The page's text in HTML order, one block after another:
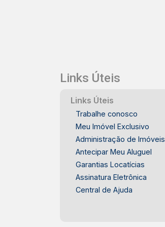
Links Úteis
Links Úteis
Trabalhe conosco
Meu Imóvel Exclusivo
Administração de Imóveis
Antecipar Meu Aluguel
Garantias Locatícias
Assinatura Eletrônica
Central de Ajuda